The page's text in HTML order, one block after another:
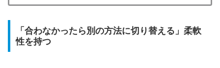
「合わなかったら別の方法に切り替える」柔軟
性を持つ